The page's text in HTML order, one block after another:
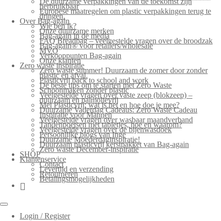
herbruikbaar
Europese maatregelen om plastic verpakkingen terug te
dringen.
Over Bag-again
Wie ben ik?
Onze duurzame merken
Bag-again in de media
FAQ Breadbag – veelgestelde vragen over de broodzak
Bag-again® voor retailers/wholesale
MVO
Verkooppunten Bag-again
Onze klanten
Zero waste inspiratie
Zero waste summer! Duurzaam de zomer door zonder
plastic en afval.
Plasticvrij back to school and work
De beste tips om te starten met Zero Waste
Schoonmaken zonder plastic
Veelgestelde vragen over vaste zeep (blokzeep) –
duurzaam en palmolievrij
Mei Plasticvrij: wat is het en hoe doe je mee?
Duurzame Vaderdag Cadeaus: Zero Waste Cadeau
Inspiratie voor Mannen
Veelgestelde vragen over wasbaar maandverband
Tandenpoetsen met tabletjes, hoe en waarom?
Veelgestelde vragen over de bijenwasdoek
Persoonlijke blogs van Inge
Duurzame Moederdaginspiratie!
Duurzaam plasticvrij kerstpakket van Bag-again
Zero waste December-inspiratie
SHOP
Klantenservice
Contact
Levertijd en verzending
Retourneren
Betalingsmogelijkheden
Login / Register